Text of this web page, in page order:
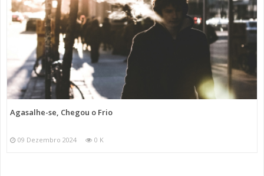
Agasalhe-se, Chegou o Frio
09 Dezembro 2024 0 K